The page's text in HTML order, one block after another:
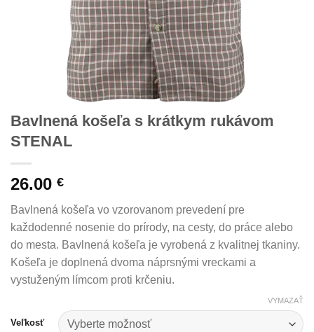
Bavlnená košeľa s krátkym rukávom
STENAL
26.00 €
Bavlnená košeľa vo vzorovanom prevedení pre
každodenné nosenie do prírody, na cesty, do práce alebo
do mesta. Bavlnená košeľa je vyrobená z kvalitnej tkaniny.
Košeľa je doplnená dvoma náprsnými vreckami a
vystuženým límcom proti krčeniu.
Veľkosť
VYMAZAŤ